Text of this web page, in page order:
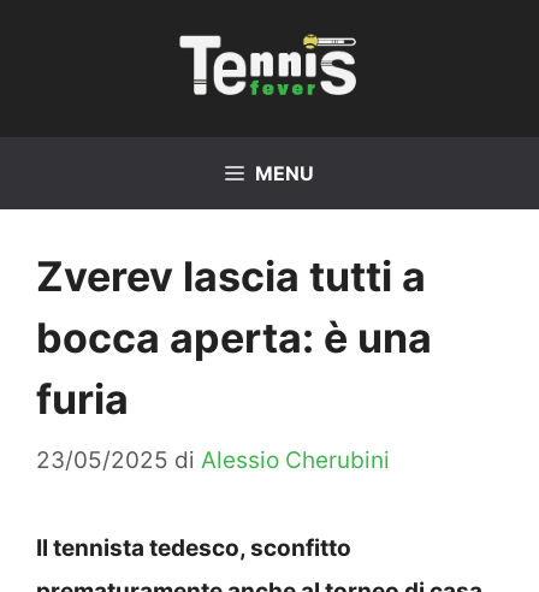
MENU
Zverev lascia tutti a
bocca aperta: è una
furia
23/05/2025 di Alessio Cherubini
Il tennista tedesco, sconfitto